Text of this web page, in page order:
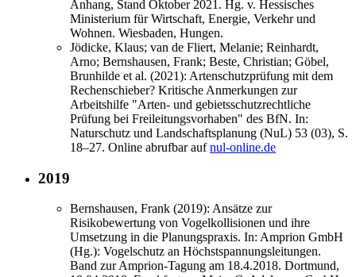
Anhang, Stand Oktober 2021. Hg. v. Hessisches
Ministerium für Wirtschaft, Energie, Verkehr und
Wohnen. Wiesbaden, Hungen.
Jödicke, Klaus; van de Fliert, Melanie; Reinhardt,
Arno; Bernshausen, Frank; Beste, Christian; Göbel,
Brunhilde et al. (2021): Artenschutzprüfung mit dem
Rechenschieber? Kritische Anmerkungen zur
Arbeitshilfe "Arten- und gebietsschutzrechtliche
Prüfung bei Freileitungsvorhaben" des BfN. In:
Naturschutz und Landschaftsplanung (NuL) 53 (03), S.
18–27. Online abrufbar aufnul-online.de
2019
Bernshausen, Frank (2019): Ansätze zur
Risikobewertung von Vogelkollisionen und ihre
Umsetzung in die Planungspraxis. In: Amprion GmbH
(Hg.): Vogelschutz an Höchstspannungsleitungen.
Band zur Amprion-Tagung am 18.4.2018. Dortmund,